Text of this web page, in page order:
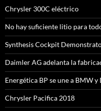
Chrysler 300C eléctrico
No hay suficiente litio para
Synthesis Cockpit
Daimler AG adelanta la
Energética BP se une a BMW
Chrysler Pacifica 2018